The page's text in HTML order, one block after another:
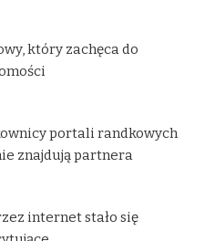
który zachęca do
portali randkowych
znajdują partnera
internet stało się